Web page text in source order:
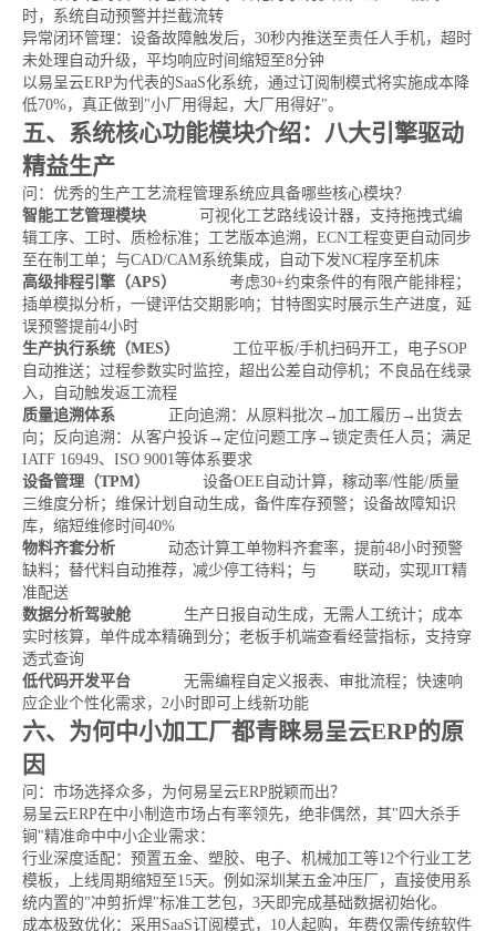
时，系统自动预警并拦截流转
异常闭环管理：设备故障触发后，30秒内推送至责任人手机，超时
未处理自动升级，平均响应时间缩短至8分钟
以易呈云ERP为代表的SaaS化系统，通过订阅制模式将实施成本降
低70%，真正做到"小厂用得起，大厂用得好"。
五、系统核心功能模块介绍：八大引擎驱动
精益生产
问：优秀的生产工艺流程管理系统应具备哪些核心模块？
智能工艺管理模块 可视化工艺路线设计器，支持拖拽式编
辑工序、工时、质检标准；工艺版本追溯，ECN工程变更自动同步
至在制工单；与CAD/CAM系统集成，自动下发NC程序至机床
高级排程引擎（APS）
考虑30+约束条件的有限产能排程；
插单模拟分析，一键评估交期影响；甘特图实时展示生产进度，延
误预警提前4小时
生产执行系统（MES）
工位平板/手机扫码开工，电子SOP
自动推送；过程参数实时监控，超出公差自动停机；不良品在线录
入，自动触发返工流程
质量追溯体系 正向追溯：从原料批次→加工履历→出货去
向；反向追溯：从客户投诉→定位问题工序→锁定责任人员；满足
IATF 16949、ISO 9001等体系要求
设备管理（TPM）
设备OEE自动计算，稼动率/性能/质量
三维度分析；维保计划自动生成，备件库存预警；设备故障知识
库，缩短维修时间40%
物料齐套分析 动态计算工单物料齐套率，提前48小时预警
缺料；替代料自动推荐，减少停工待料；与
联动，实现JIT精
准配送
数据分析驾驶舱 生产日报自动生成，无需人工统计；成本
实时核算，单件成本精确到分；老板手机端查看经营指标，支持穿
透式查询
低代码开发平台 无需编程自定义报表、审批流程；快速响
应企业个性化需求，2小时即可上线新功能
六、为何中小加工厂都青睐易呈云ERP的原
因
问：市场选择众多，为何易呈云ERP脱颖而出？
易呈云ERP在中小制造市场占有率领先，绝非偶然，其"四大杀手
锏"精准命中中小企业需求：
行业深度适配：预置五金、塑胶、电子、机械加工等12个行业工艺
模板，上线周期缩短至15天。例如深圳某五金冲压厂，直接使用系
统内置的"冲剪折焊"标准工艺包，3天即完成基础数据初始化。
成本极致优化：采用SaaS订阅模式，10人起购，年费仅需传统软件